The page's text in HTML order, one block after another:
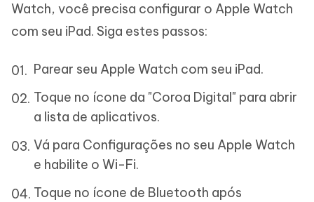
Watch, você precisa configurar o Apple Watch
com seu iPad. Siga estes passos:
Parear seu Apple Watch com seu iPad.
Toque no ícone da "Coroa Digital" para abrir
a lista de aplicativos.
Vá para Configurações no seu Apple Watch
e habilite o Wi-Fi.
Toque no ícone de Bluetooth após